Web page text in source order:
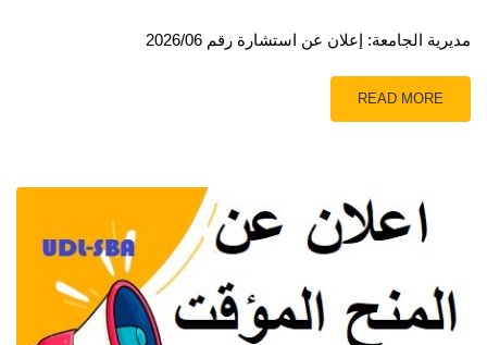
مديرية الجامعة: إعلان عن استشارة رقم 2026/06
READ MORE